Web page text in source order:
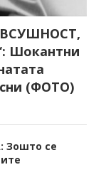
Шокантни
(ФОТО)
Зошто се